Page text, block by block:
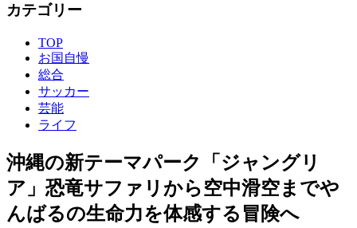
カテゴリー
TOP
お国自慢
総合
サッカー
芸能
ライフ
沖縄の新テーマパーク「ジャングリ
ア」恐竜サファリから空中滑空までや
んばるの生命力を体感する冒険へ